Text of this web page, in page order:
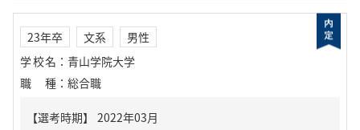
23年卒 文系
男性
学校名 ： 青山学院大学
職種 ： 総合職